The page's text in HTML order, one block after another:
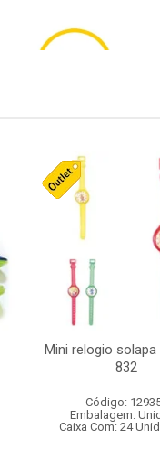
Mini relogio
832
Código:
Embalagem:
Caixa Com: 24